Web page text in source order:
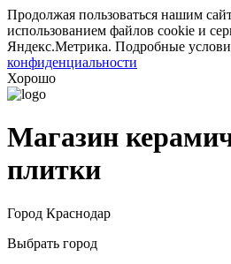
Продолжая пользоваться нашим
использованием файлов cookie и
Яндекс.Метрика. Подробные
конфиденциальности
Хорошо
Магазин
плитки
Город Краснодар
Выбрать город